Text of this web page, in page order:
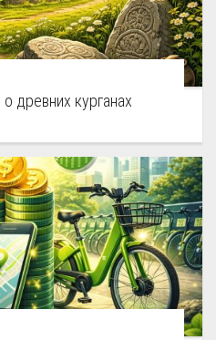
древних курганах